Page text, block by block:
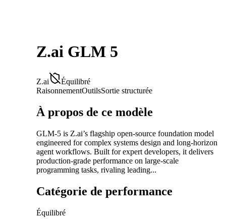
Z.ai GLM 5
Z.ai
Équilibré
RaisonnementOutilsSortie structurée
À propos de ce modèle
GLM-5 is Z.ai’s flagship open-source foundation model
engineered for complex systems design and long-horizon
agent workflows. Built for expert developers, it delivers
production-grade performance on large-scale
programming tasks, rivaling leading...
Catégorie de performance
Équilibré